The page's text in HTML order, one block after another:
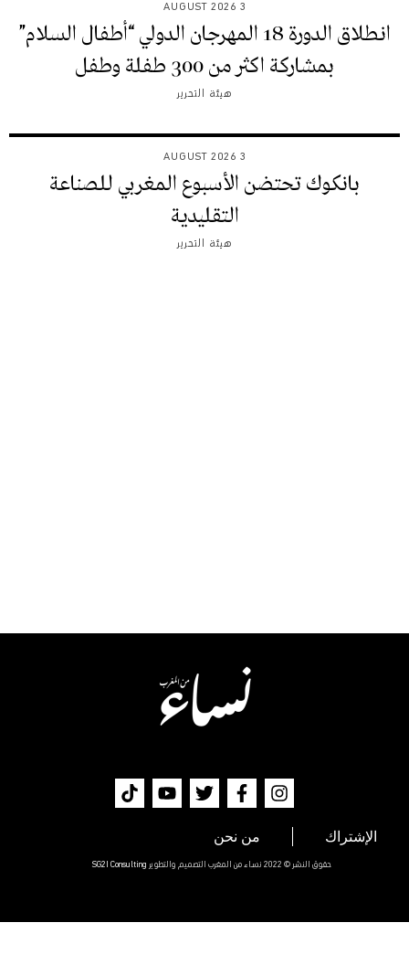
3 AUGUST 2026
انطلاق الدورة 18 المهرجان الدولي “أطفال السلام”
بمشاركة اكثر من 300 طفلة وطفل
هيئة التحرير
3 AUGUST 2026
بانكوك تحتضن الأسبوع المغربي للصناعة
التقليدية
هيئة التحرير
الإشتراك من نحن
حقوق النشر © 2022 نساء من المغرب التصميم والتطوير SG2I Consulting